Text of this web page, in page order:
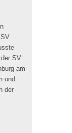
SV
am
und
der